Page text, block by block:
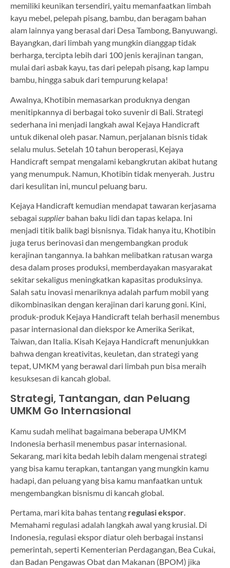
memiliki keunikan tersendiri, yaitu memanfaatkan limbah
kayu mebel, pelepah pisang, bambu, dan beragam bahan
alam lainnya yang berasal dari Desa Tambong, Banyuwangi.
Bayangkan, dari limbah yang mungkin dianggap tidak
berharga, tercipta lebih dari 100 jenis kerajinan tangan,
mulai dari asbak kayu, tas dari pelepah pisang, kap lampu
bambu, hingga sabuk dari tempurung kelapa!
Awalnya, Khotibin memasarkan produknya dengan
menitipkannya di berbagai toko suvenir di Bali. Strategi
sederhana ini menjadi langkah awal Kejaya Handicraft
untuk dikenal oleh pasar. Namun, perjalanan bisnis tidak
selalu mulus. Setelah 10 tahun beroperasi, Kejaya
Handicraft sempat mengalami kebangkrutan akibat hutang
yang menumpuk. Namun, Khotibin tidak menyerah. Justru
dari kesulitan ini, muncul peluang baru.
Kejaya Handicraft kemudian mendapat tawaran kerjasama
sebagai supplier bahan baku lidi dan tapas kelapa. Ini
menjadi titik balik bagi bisnisnya. Tidak hanya itu, Khotibin
juga terus berinovasi dan mengembangkan produk
kerajinan tangannya. Ia bahkan melibatkan ratusan warga
desa dalam proses produksi, memberdayakan masyarakat
sekitar sekaligus meningkatkan kapasitas produksinya.
Salah satu inovasi menariknya adalah parfum mobil yang
dikombinasikan dengan kerajinan dari karung goni. Kini,
produk-produk Kejaya Handicraft telah berhasil menembus
pasar internasional dan diekspor ke Amerika Serikat,
Taiwan, dan Italia. Kisah Kejaya Handicraft menunjukkan
bahwa dengan kreativitas, keuletan, dan strategi yang
tepat, UMKM yang berawal dari limbah pun bisa meraih
kesuksesan di kancah global.
Strategi, Tantangan, dan Peluang
UMKM Go Internasional
Kamu sudah melihat bagaimana beberapa UMKM
Indonesia berhasil menembus pasar internasional.
Sekarang, mari kita bedah lebih dalam mengenai strategi
yang bisa kamu terapkan, tantangan yang mungkin kamu
hadapi, dan peluang yang bisa kamu manfaatkan untuk
mengembangkan bisnismu di kancah global.
Pertama, mari kita bahas tentang regulasi ekspor.
Memahami regulasi adalah langkah awal yang krusial. Di
Indonesia, regulasi ekspor diatur oleh berbagai instansi
pemerintah, seperti Kementerian Perdagangan, Bea Cukai,
dan Badan Pengawas Obat dan Makanan (BPOM) jika